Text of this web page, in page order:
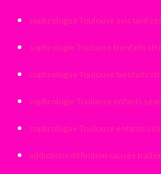
sophrologue Toulouse avis tarif
sophrologie Toulouse bienfaits
sophrologue Toulouse bienfaits
sophrologie Toulouse enfants
sophrologue Toulouse enfants
addictions définition causes